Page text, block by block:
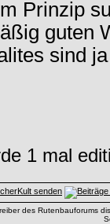
Prinzip
guten
sind
1 mal
des Rutenbauforums